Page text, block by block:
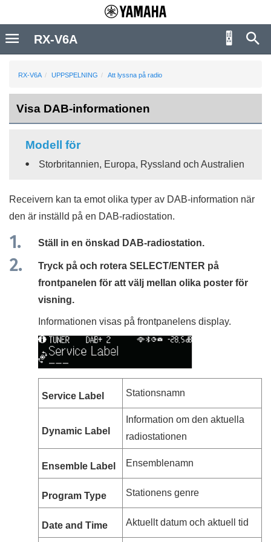
RX-V6A UPPSPELNING Att lyssna på radio
Visa DAB-informationen
Modell för
Storbritannien, Europa, Ryssland och Australien
Receivern kan ta emot olika typer av DAB-information när
den är inställd på en DAB-radiostation.
Ställ in en önskad DAB-radiostation.
Tryck på och rotera SELECT/ENTER på
frontpanelen för att välj mellan olika poster för
visning.
Informationen visas på frontpanelens display.
Service Label Stationsnamn
Dynamic Label
Information om den aktuella
radiostationen
Ensemble Label Ensemblenamn
Program Type Stationens genre
Date and Time Aktuellt datum och aktuell tid
RX-V6A